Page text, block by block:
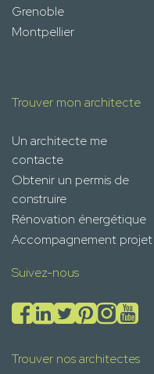
Grenoble
Montpellier
Trouver mon architecte
Un architecte me
contacte
Obtenir un permis de
construire
Rénovation énergétique
Accompagnement projet
Suivez-nous
Trouver nos architectes